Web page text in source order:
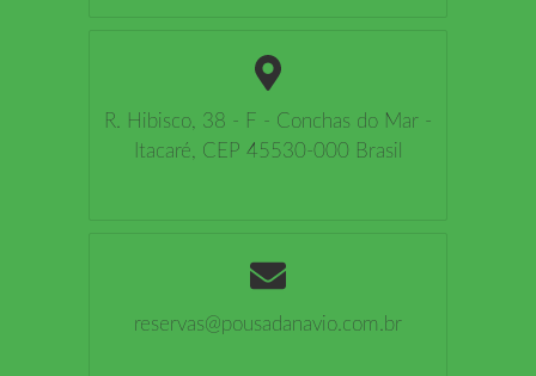
R. Hibisco, 38 - F - Conchas do Mar -
Itacaré, CEP 45530-000 Brasil
reservas@pousadanavio.com.br